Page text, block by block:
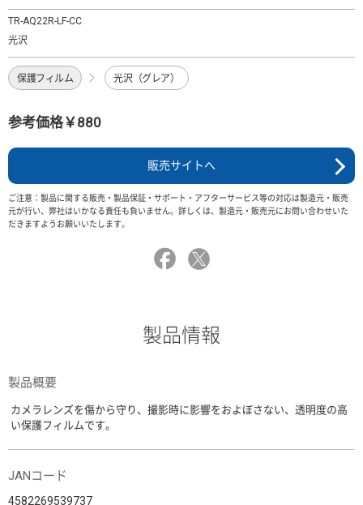
TR-AQ22R-LF-CC
光沢
保護フィルム 光沢（グレア）
参考価格￥880
販売サイトへ
ご注意：製品に関する販売・製品保証・サポート・アフターサービス等の対応は製造元・販売
元が行い、弊社はいかなる責任も負いません。詳しくは、製造元・販売元にお問い合わせいた
だきますようお願いいたします。
製品情報
製品概要
カメラレンズを傷から守り、撮影時に影響をおよぼさない、透明度の高
い保護フィルムです。
JANコード
4582269539737